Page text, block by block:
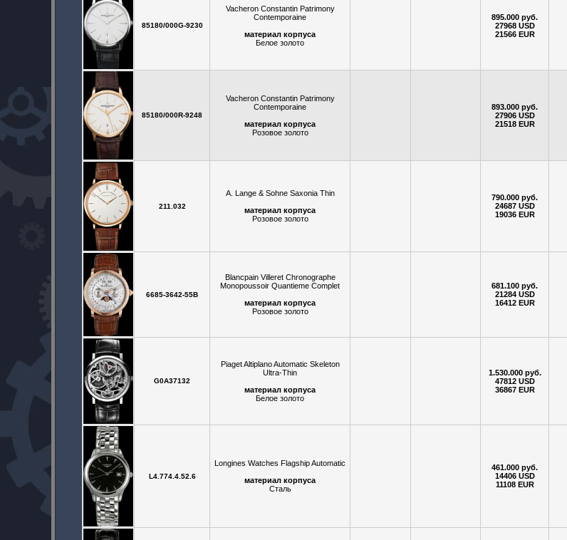
85180/000G-9230
Vacheron Constantin Patrimony
Contemporaine
материал корпуса
Белое золото
895.000 руб.
27968 USD
21566 EUR
85180/000R-9248
Vacheron Constantin Patrimony
Contemporaine
материал корпуса
Розовое золото
893.000 руб.
27906 USD
21518 EUR
211.032
A. Lange & Sohne Saxonia Thin
материал корпуса
Розовое золото
790.000 руб.
24687 USD
19036 EUR
6685-3642-55B
Blancpain Villeret Chronographe
Monopoussoir Quantieme Complet
материал корпуса
Розовое золото
681.100 руб.
21284 USD
16412 EUR
G0A37132
Piaget Altiplano Automatic Skeleton
Ultra-Thin
материал корпуса
Белое золото
1.530.000 руб.
47812 USD
36867 EUR
L4.774.4.52.6
Longines Watches Flagship Automatic
материал корпуса
Сталь
461.000 руб.
14406 USD
11108 EUR